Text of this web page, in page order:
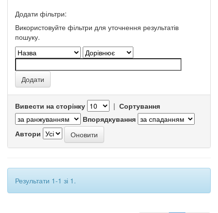
Додати фільтри:
Використовуйте фільтри для уточнення результатів
пошуку.
Вивести на сторінку | Сортування
Впорядкування
Автори
Результати 1-1 зі 1.